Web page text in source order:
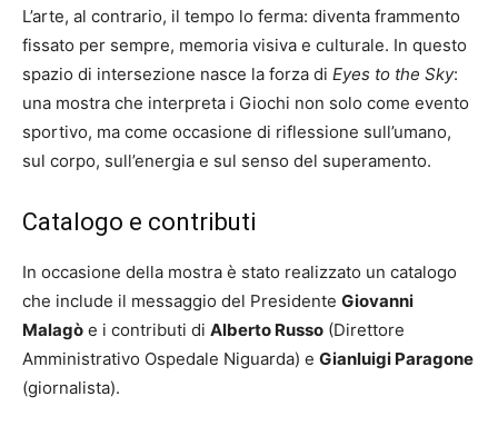
L’arte, al contrario, il tempo lo ferma: diventa frammento
fissato per sempre, memoria visiva e culturale. In questo
spazio di intersezione nasce la forza di Eyes to the Sky:
una mostra che interpreta i Giochi non solo come evento
sportivo, ma come occasione di riflessione sull’umano,
sul corpo, sull’energia e sul senso del superamento.
Catalogo e contributi
In occasione della mostra è stato realizzato un catalogo
che include il messaggio del Presidente Giovanni
Malagò e i contributi di Alberto Russo (Direttore
Amministrativo Ospedale Niguarda) e Gianluigi Paragone
(giornalista).